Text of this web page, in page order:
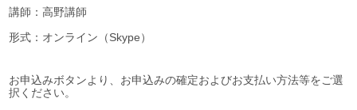
講師：高野講師
形式：オンライン（Skype）
お申込みボタンより、お申込みの確定およびお支払い方法等をご選
択ください。